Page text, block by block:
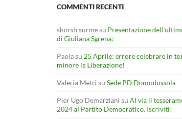
COMMENTI RECENTI
shorsh surmesu Presentazione
di Giuliana Sgrena:
Paolasu 25 Aprile: errore celebrare in
minore la Liberazione!
Valeria Metri su Sede PD Domodossola
Pier Ugo Demarziani su Al via il
2024 al Partito Democratico. Iscriviti!